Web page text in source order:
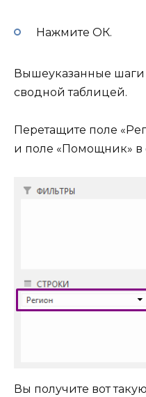
Нажмите ОК.
Вышеуказанные шаги
сводной таблицей.
Перетащите поле
и поле «Помощник» в
Вы получите вот